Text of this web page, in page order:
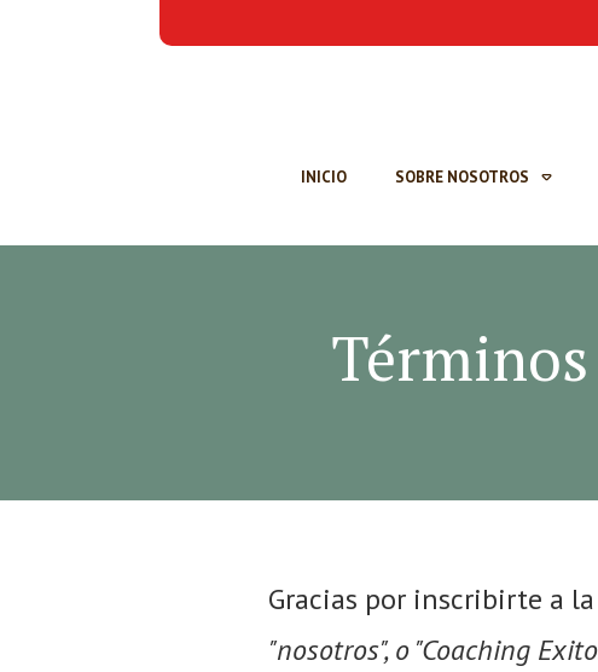
INICIO SOBRE NOSOTROS
Gracias por inscribirte a
"nosotros", o "Coaching